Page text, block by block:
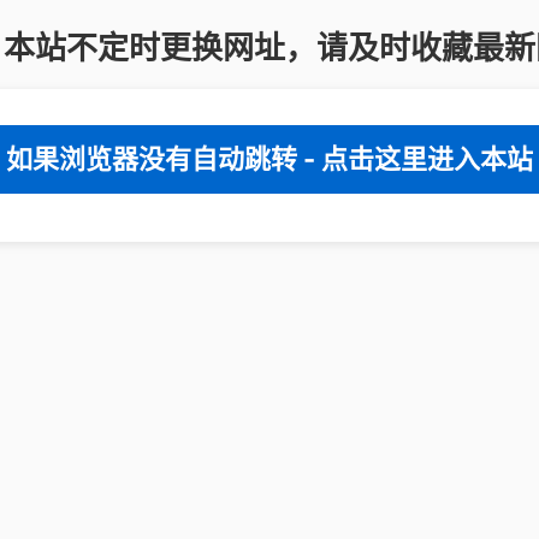
站不定时更换网址，请及时收藏最
如果浏览器没有自动跳转 - 点击这里进入本站